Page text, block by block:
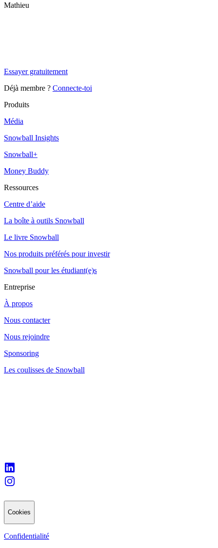
Mathieu
Essayer gratuitement
Déjà membre ? Connecte-toi
Produits
Média
Snowball Insights
Snowball+
Money Buddy
Ressources
Centre d’aide
La boîte à outils Snowball
Le livre Snowball
Nos produits préférés pour investir
Snowball pour les étudiant(e)s
Entreprise
À propos
Nous contacter
Nous rejoindre
Sponsoring
Les coulisses de Snowball
Cookies
Confidentialité